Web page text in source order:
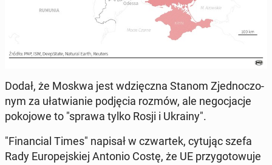
Dodał, że Moskwa jest wdzięcz­na Stanom Zjed­no­czo­
nym za uła­twia­nie pod­ję­cia rozmów, ale ne­go­cja­cje
po­ko­jo­we to "sprawa tylko Rosji i Ukrainy".
"Fi­nan­cial Times" napisał w czwar­tek, cytując szefa
Rady Eu­ro­pej­skiej Antonio Costę, że UE przy­go­to­wu­je